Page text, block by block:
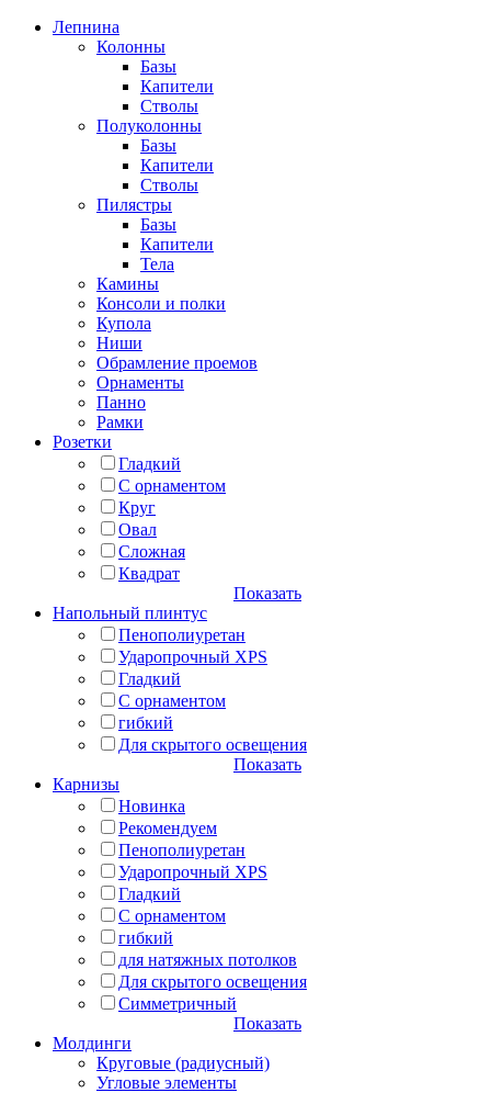
Лепнина
Колонны
Базы
Капители
Стволы
Полуколонны
Базы
Капители
Стволы
Пилястры
Базы
Капители
Тела
Камины
Консоли и полки
Купола
Ниши
Обрамление проемов
Орнаменты
Панно
Рамки
Розетки
Гладкий
С орнаментом
Круг
Овал
Сложная
Квадрат
Показать
Напольный плинтус
Пенополиуретан
Ударопрочный XPS
Гладкий
С орнаментом
гибкий
Для скрытого освещения
Показать
Карнизы
Новинка
Рекомендуем
Пенополиуретан
Ударопрочный XPS
Гладкий
С орнаментом
гибкий
для натяжных потолков
Для скрытого освещения
Симметричный
Показать
Молдинги
Круговые (радиусный)
Угловые элементы